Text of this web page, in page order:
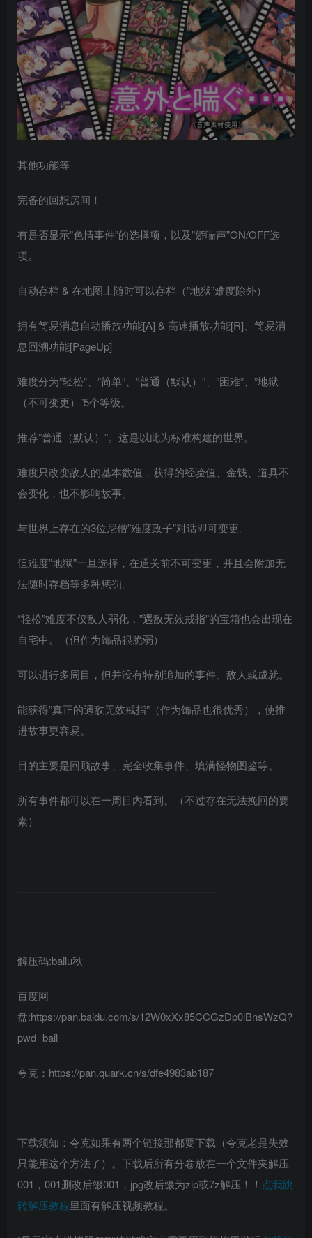
其他功能等
完备的回想房间！
有是否显示”色情事件”的选择项，以及”娇喘声”ON/OFF选
项。
自动存档 & 在地图上随时可以存档（”地狱”难度除外）
拥有简易消息自动播放功能[A] & 高速播放功能[R]、简易消
息回溯功能[PageUp]
难度分为”轻松”、”简单”、”普通（默认）”、”困难”、”地狱
（不可变更）”5个等级。
推荐”普通（默认）”。这是以此为标准构建的世界。
难度只改变敌人的基本数值，获得的经验值、金钱、道具不
会变化，也不影响故事。
与世界上存在的3位尼僧”难度政子”对话即可变更。
但难度”地狱”一旦选择，在通关前不可变更，并且会附加无
法随时存档等多种惩罚。
“轻松”难度不仅敌人弱化，”遇敌无效戒指”的宝箱也会出现在
自宅中。（但作为饰品很脆弱）
可以进行多周目，但并没有特别追加的事件、敌人或成就。
能获得”真正的遇敌无效戒指”（作为饰品也很优秀），使推
进故事更容易。
目的主要是回顾故事、完全收集事件、填满怪物图鉴等。
所有事件都可以在一周目内看到。（不过存在无法挽回的要
素）
———————————————————
解压码:bailu秋
百度网
盘:https://pan.baidu.com/s/12W0xXx85CCGzDp0lBnsWzQ?
pwd=bail
夸克：https://pan.quark.cn/s/dfe4983ab187
下载须知：夸克如果有两个链接那都要下载（夸克老是失效
只能用这个方法了）。下载后所有分卷放在一个文件夹解压
001，001删改后缀001，jpg改后缀为zip或7z解压！！ 点我跳
转解压教程里面有解压视频教程。